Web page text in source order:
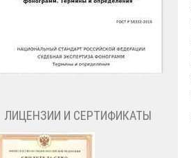
ЛИЦЕНЗИИ И СЕРТИФИКАТЫ